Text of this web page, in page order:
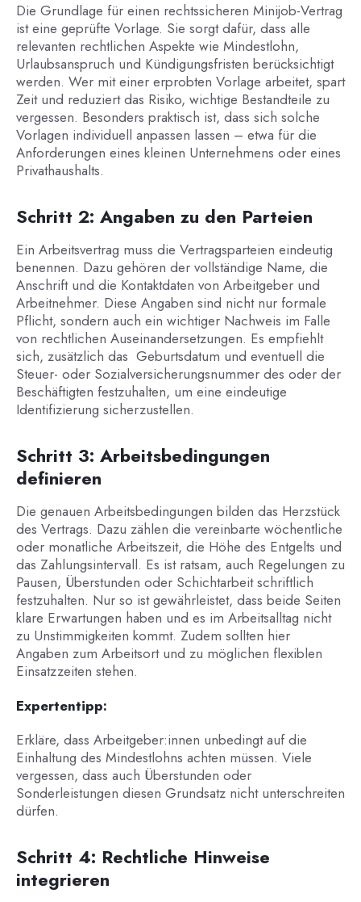
Die Grundlage für einen rechtssicheren Minijob-Vertrag
ist eine geprüfte Vorlage. Sie sorgt dafür, dass alle
relevanten rechtlichen Aspekte wie Mindestlohn,
Urlaubsanspruch und Kündigungsfristen berücksichtigt
werden. Wer mit einer erprobten Vorlage arbeitet, spart
Zeit und reduziert das Risiko, wichtige Bestandteile zu
vergessen. Besonders praktisch ist, dass sich solche
Vorlagen individuell anpassen lassen – etwa für die
Anforderungen eines kleinen Unternehmens oder eines
Privathaushalts.
Schritt 2: Angaben zu den Parteien
Ein Arbeitsvertrag muss die Vertragsparteien eindeutig
benennen. Dazu gehören der vollständige Name, die
Anschrift und die Kontaktdaten von Arbeitgeber und
Arbeitnehmer. Diese Angaben sind nicht nur formale
Pflicht, sondern auch ein wichtiger Nachweis im Falle
von rechtlichen Auseinandersetzungen. Es empfiehlt
sich, zusätzlich das Geburtsdatum und eventuell die
Steuer- oder Sozialversicherungsnummer des oder der
Beschäftigten festzuhalten, um eine eindeutige
Identifizierung sicherzustellen.
Schritt 3: Arbeitsbedingungen
definieren
Die genauen Arbeitsbedingungen bilden das Herzstück
des Vertrags. Dazu zählen die vereinbarte wöchentliche
oder monatliche Arbeitszeit, die Höhe des Entgelts und
das Zahlungsintervall. Es ist ratsam, auch Regelungen zu
Pausen, Überstunden oder Schichtarbeit schriftlich
festzuhalten. Nur so ist gewährleistet, dass beide Seiten
klare Erwartungen haben und es im Arbeitsalltag nicht
zu Unstimmigkeiten kommt. Zudem sollten hier
Angaben zum Arbeitsort und zu möglichen flexiblen
Einsatzzeiten stehen.
Expertentipp:
Erkläre, dass Arbeitgeber:innen unbedingt auf die
Einhaltung des Mindestlohns achten müssen. Viele
vergessen, dass auch Überstunden oder
Sonderleistungen diesen Grundsatz nicht unterschreiten
dürfen.
Schritt 4: Rechtliche Hinweise
integrieren